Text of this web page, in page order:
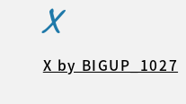
X
X by BIGUP_1027